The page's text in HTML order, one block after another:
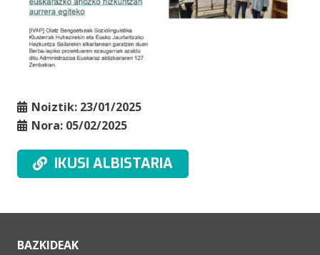
Noiztik: 23/01/2025
Nora: 05/02/2025
IKUSI ALBISTARIA
BAZKIDEAK